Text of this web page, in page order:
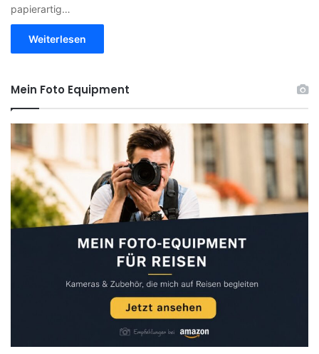
papierartig…
Weiterlesen
Mein Foto Equipment